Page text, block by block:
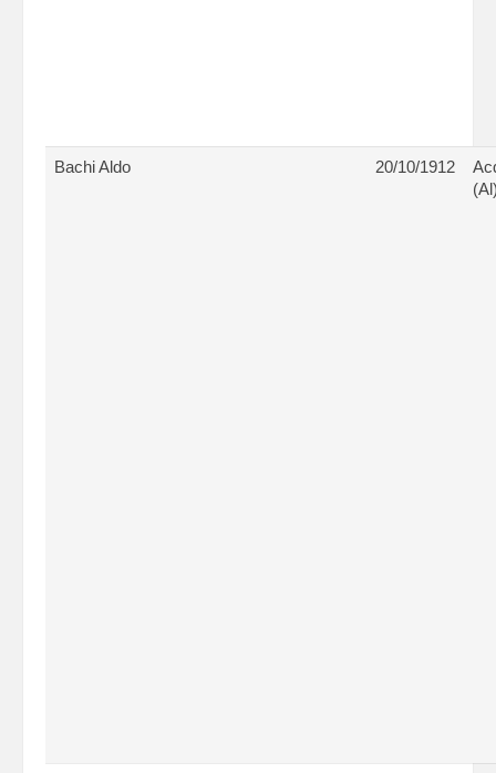
Bachi Aldo 20/10/1912